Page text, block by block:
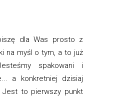
dla Was prosto z
na myśl o tym, a to już
spakowani i
a konkretniej dzisiaj
Jest to pierwszy punkt